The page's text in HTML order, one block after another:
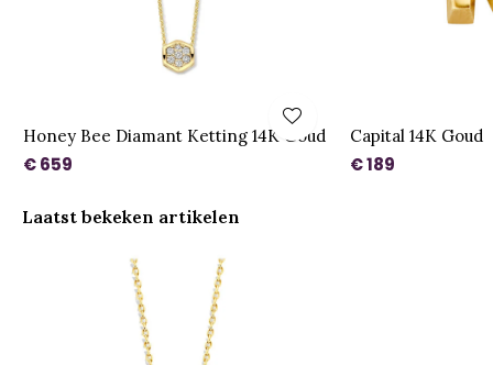
Honey Bee Diamant Ketting 14K Goud
€ 659
Capital 14K Goud
€ 189
Laatst bekeken artikelen